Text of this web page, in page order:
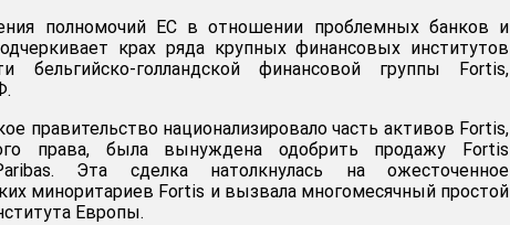
полномочий ЕС в отношении проблемных банков и
крах ряда крупных финансовых институтов
бельгийско-голландской финансовой группы Fortis,
правительство национализировало часть активов Fortis,
права, была вынуждена одобрить продажу Fortis
Эта сделка натолкнулась на ожесточенное
миноритариев Fortis и вызвала многомесячный простой
Европы.